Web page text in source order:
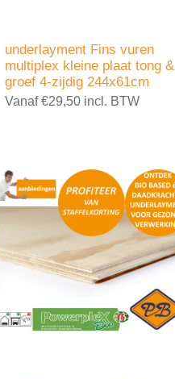
underlayment Fins vuren
multiplex kleine plaat tong &
groef 4-zijdig 244x61cm
Vanaf €29,50 incl. BTW